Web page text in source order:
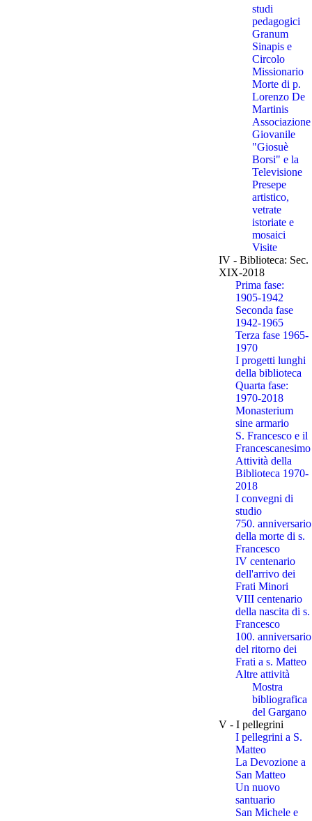
studi
pedagogici
Granum
Sinapis e
Circolo
Missionario
Morte di p.
Lorenzo De
Martinis
Associazione
Giovanile
"Giosuè
Borsi" e la
Televisione
Presepe
artistico,
vetrate
istoriate e
mosaici
Visite
IV - Biblioteca: Sec.
XIX-2018
Prima fase:
1905-1942
Seconda fase
1942-1965
Terza fase 1965-
1970
I progetti lunghi
della biblioteca
Quarta fase:
1970-2018
Monasterium
sine armario
S. Francesco e il
Francescanesimo
Attività della
Biblioteca 1970-
2018
I convegni di
studio
750. anniversario
della morte di s.
Francesco
IV centenario
dell'arrivo dei
Frati Minori
VIII centenario
della nascita di s.
Francesco
100. anniversario
del ritorno dei
Frati a s. Matteo
Altre attività
Mostra
bibliografica
del Gargano
V - I pellegrini
I pellegrini a S.
Matteo
La Devozione a
San Matteo
Un nuovo
santuario
San Michele e